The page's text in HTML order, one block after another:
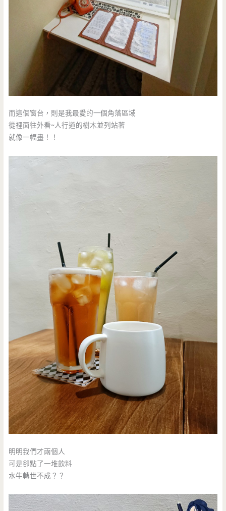
而這個窗台，則是我最愛的一個角落區域
從裡面往外看~人行道的樹木並列站著
就像一幅畫！！
明明我們才兩個人
可是卻點了一堆飲料
水牛轉世不成？？